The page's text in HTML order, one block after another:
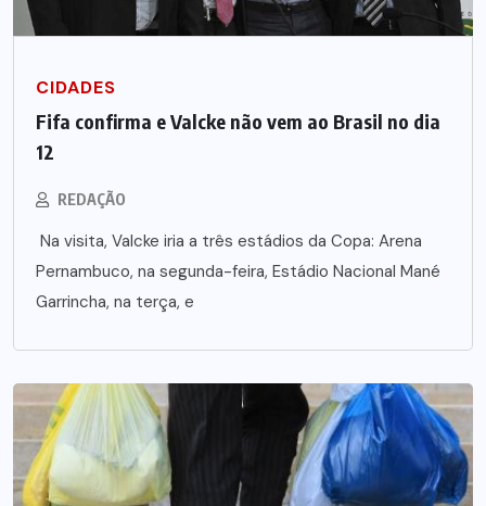
CIDADES
Fifa confirma e Valcke não vem ao Brasil no dia
12
REDAÇÃO
Na visita, Valcke iria a três estádios da Copa: Arena
Pernambuco, na segunda-feira, Estádio Nacional Mané
Garrincha, na terça, e